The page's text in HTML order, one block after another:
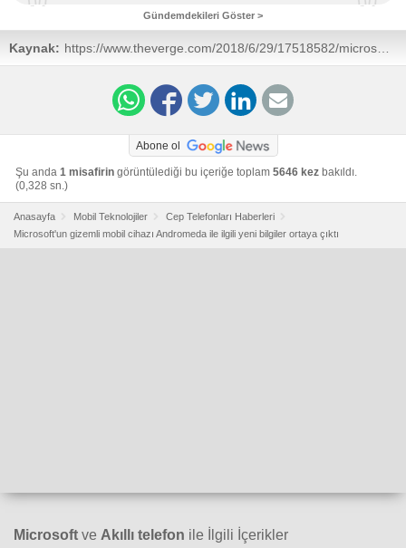
Gündemdekileri Göster >
Kaynak: https://www.theverge.com/2018/6/29/17518582/microsoft-
surface-dual-screen-andromeda-device-pocketable
Abone ol
Şu anda 1 misafirin görüntülediği bu içeriğe toplam 5646 kez bakıldı.
(0,328 sn.)
Anasayfa Mobil Teknolojiler
Cep Telefonları Haberleri
Microsoft'un gizemli mobil cihazı Andromeda ile ilgili yeni bilgiler ortaya çıktı
Microsoft ve Akıllı telefon ile İlgili İçerikler